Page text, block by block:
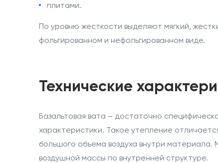
плитами.
По уровню жесткости выделяют мягкий,
фольгированном и нефольгированном виде.
Технические
Базальтовая вата – достаточно
характеристики. Такое утепление
большого объема воздуха внутри
воздушной массы по внутренней структуре.